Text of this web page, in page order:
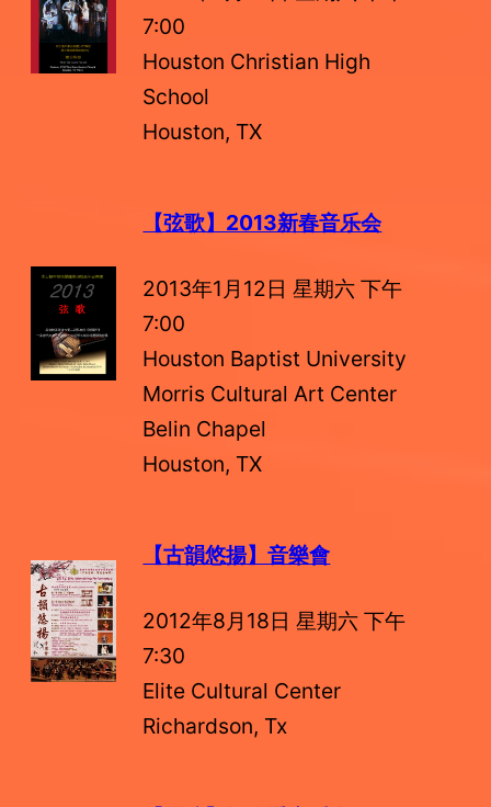
7:00
Houston Christian High
School
Houston, TX
【弦歌】2013新春音乐会
2013年1月12日 星期六 下午
7:00
Houston Baptist University
Morris Cultural Art Center
Belin Chapel
Houston, TX
【古韻悠揚】音樂會
2012年8月18日 星期六 下午
7:30
Elite Cultural Center
Richardson, Tx